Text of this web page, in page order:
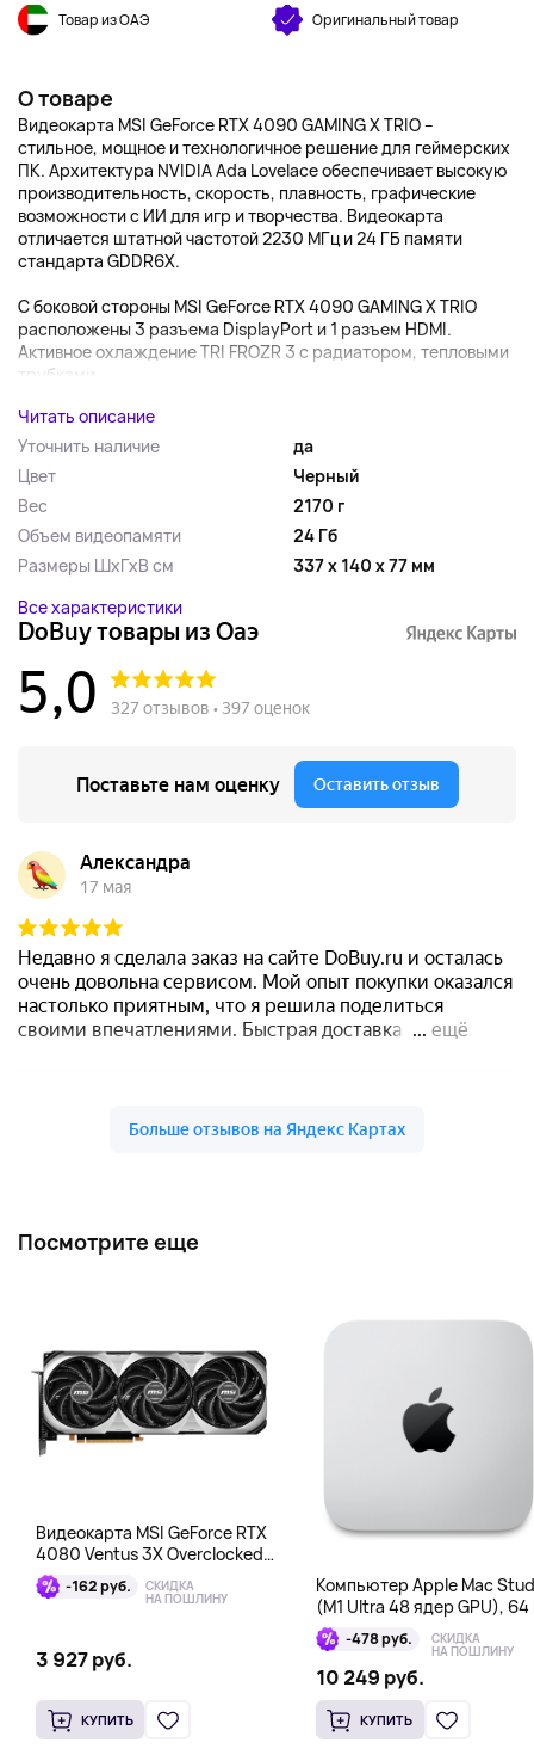
Товар из ОАЭ Оригинальный товар
О товаре
Видеокарта MSI GeForce RTX 4090 GAMING X TRIO –
стильное, мощное и технологичное решение для геймерских
ПК. Архитектура NVIDIA Ada Lovelace обеспечивает высокую
производительность, скорость, плавность, графические
возможности с ИИ для игр и творчества. Видеокарта
отличается штатной частотой 2230 МГц и 24 ГБ памяти
стандарта GDDR6X.
С боковой стороны MSI GeForce RTX 4090 GAMING X TRIO
расположены 3 разъема DisplayPort и 1 разъем HDMI.
Активное охлаждение TRI FROZR 3 с радиатором, тепловыми
трубками,...
Читать описание
Уточнить наличие
да
Цвет
Черный
Вес
2170 г
Объем видеопамяти
24 Гб
Размеры ШхГхВ см
337 x 140 x 77 мм
Все характеристики
Посмотрите еще
Видеокарта MSI GeForce RTX
4080 Ventus 3X Overclocked
16GB DDR6X
-162 руб. СКИДКА
НА ПОШЛИНУ
3 927 руб.
КУПИТЬ
Компьютер Apple Mac
(M1 Ultra 48 ядер GPU), 64
1 Тб -478 руб. СКИДКА
НА ПОШЛИНУ
10 249 руб.
КУПИТЬ